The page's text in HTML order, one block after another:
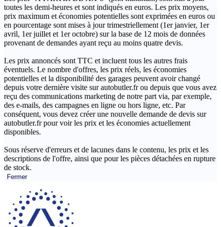
toutes les demi-heures et sont indiqués en euros. Les prix moyens,
prix maximum et économies potentielles sont exprimées en euros ou
en pourcentage sont mises à jour trimestriellement (1er janvier, 1er
avril, 1er juillet et 1er octobre) sur la base de 12 mois de données
provenant de demandes ayant reçu au moins quatre devis.
Les prix annoncés sont TTC et incluent tous les autres frais
éventuels. Le nombre d'offres, les prix réels, les économies
potentielles et la disponibilité des garages peuvent avoir changé
depuis votre dernière visite sur autobutler.fr ou depuis que vous avez
reçu des communications marketing de notre part via, par exemple,
des e-mails, des campagnes en ligne ou hors ligne, etc. Par
conséquent, vous devez créer une nouvelle demande de devis sur
autobutler.fr pour voir les prix et les économies actuellement
disponibles.
Sous réserve d'erreurs et de lacunes dans le contenu, les prix et les
descriptions de l'offre, ainsi que pour les pièces détachées en rupture
de stock.
Fermer